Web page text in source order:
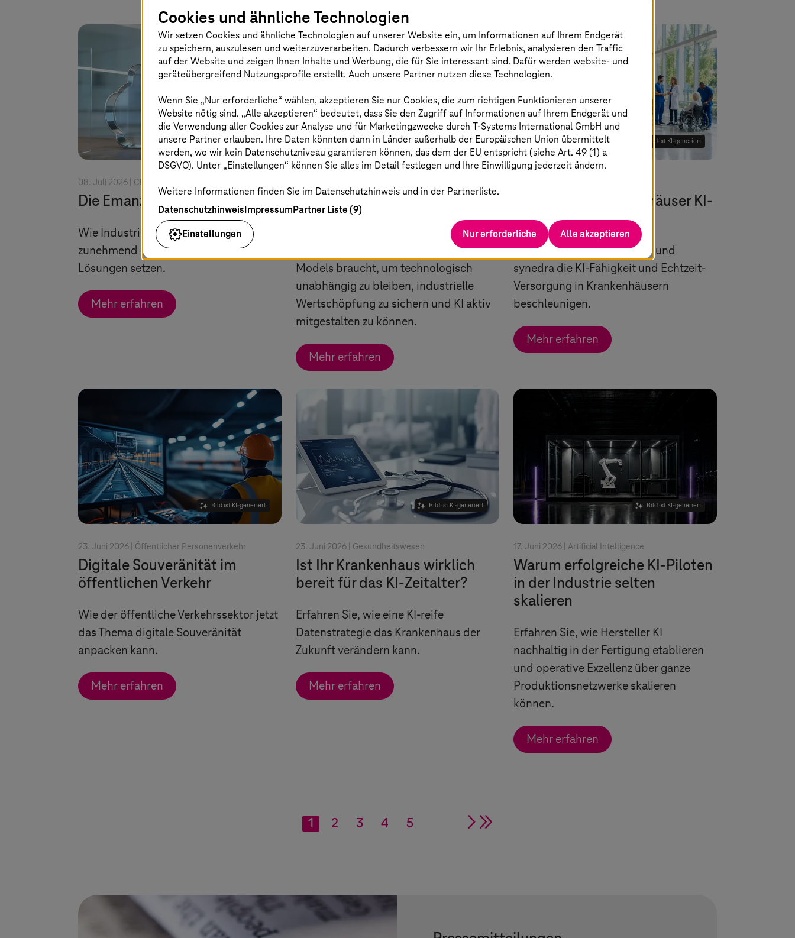
Bild ist KI-generiert
08. Juli 2026 | Cloud Services
Die Emanzipation Europas
Wie Industrie und Verwaltung
zunehmend auf souveräne Cloud-
Lösungen setzen.
Mehr erfahren
Bild ist KI-generiert
Europas KI-Souveränität
entscheidet sich jetzt
Warum Europa offene Foundation
Models braucht, um technologisch
unabhängig zu bleiben, industrielle
Wertschöpfung zu sichern und KI aktiv
mitgestalten zu können.
Mehr erfahren
Bild ist KI-generiert
Wie werden Krankenhäuser KI-
fähig?
Erfahren Sie, wieT-Systems und
synedra die KI-Fähigkeit und Echtzeit-
Versorgung in Krankenhäusern
beschleunigen.
Mehr erfahren
Bild ist KI-generiert
23. Juni 2026 | Öffentlicher Personenverkehr
Digitale Souveränität im
öffentlichen Verkehr
Wie der öffentliche Verkehrssektor jetzt
das Thema digitale Souveränität
anpacken kann.
Mehr erfahren
Bild ist KI-generiert
23. Juni 2026 | Gesundheitswesen
Ist Ihr Krankenhaus wirklich
bereit für das KI-Zeitalter?
Erfahren Sie, wie eine KI-reife
Datenstrategie das Krankenhaus der
Zukunft verändern kann.
Mehr erfahren
Bild ist KI-generiert
17. Juni 2026 | Artificial Intelligence
Warum erfolgreiche KI-Piloten
in der Industrie selten
skalieren
Erfahren Sie, wie Hersteller KI
nachhaltig in der Fertigung etablieren
und operative Exzellenz über ganze
Produktionsnetzwerke skalieren
können.
Mehr erfahren
1 2 3 4 5 single arrow
Cookies und ähnliche Technologien
Wir setzen Cookies und ähnliche Technologien auf unserer Website ein, um Informationen auf Ihrem Endgerät
zu speichern, auszulesen und weiterzuverarbeiten. Dadurch verbessern wir Ihr Erlebnis, analysieren den Traffic
auf der Website und zeigen Ihnen Inhalte und Werbung, die für Sie interessant sind. Dafür werden website- und
geräteübergreifend Nutzungsprofile erstellt. Auch unsere Partner nutzen diese Technologien.
Wenn Sie „Nur erforderliche“ wählen, akzeptieren Sie nur Cookies, die zum richtigen Funktionieren unserer
Website nötig sind. „Alle akzeptieren“ bedeutet, dass Sie den Zugriff auf Informationen auf Ihrem Endgerät und
die Verwendung aller Cookies zur Analyse und für Marketingzwecke durchT-Systems International GmbH und
unsere Partner erlauben. Ihre Daten könnten dann in Länder außerhalb der Europäischen Union übermittelt
werden, wo wir kein Datenschutzniveau garantieren können, das dem der EU entspricht (siehe Art. 49 (1) a
DSGVO). Unter „Einstellungen“ können Sie alles im Detail festlegen und Ihre Einwilligung jederzeit ändern.
Weitere Informationen finden Sie im Datenschutzhinweis und in der Partnerliste.
DatenschutzhinweisImpressumPartner Liste (9)
Einstellungen
Nur erforderliche Alle akzeptieren